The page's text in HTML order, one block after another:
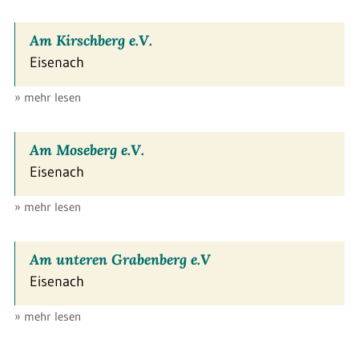
Am Kirschberg e.V.
Eisenach
» mehr lesen
Am Moseberg e.V.
Eisenach
» mehr lesen
Am unteren Grabenberg e.V
Eisenach
» mehr lesen